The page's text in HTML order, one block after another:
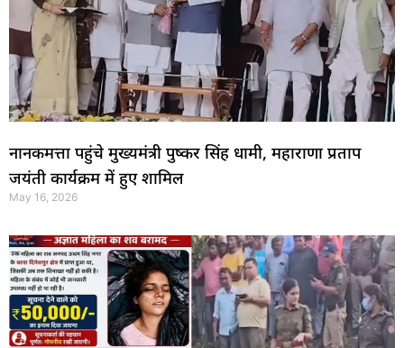
नानकमत्ता पहुंचे मुख्यमंत्री पुष्कर सिंह धामी, महाराणा प्रताप
जयंती कार्यक्रम में हुए शामिल
May 16, 2026